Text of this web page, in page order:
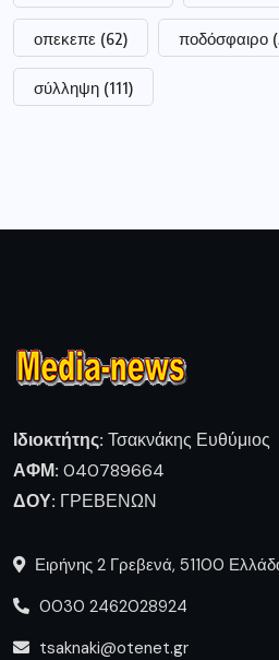
οπεκεπε (62) ποδόσφαιρο
σύλληψη (111)
Ιδιοκτήτης: Τσακνάκης Ευθύμιος
ΑΦΜ: 040789664
ΔΟΥ: ΓΡΕΒΕΝΩΝ
Ειρήνης 2 Γρεβενά, 51100
0030 2462028924
tsaknaki@otenet.gr